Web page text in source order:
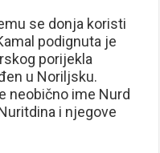
se donja koristi
podignuta je
porijekla
u Noriljsku.
neobično ime Nurd
i njegove